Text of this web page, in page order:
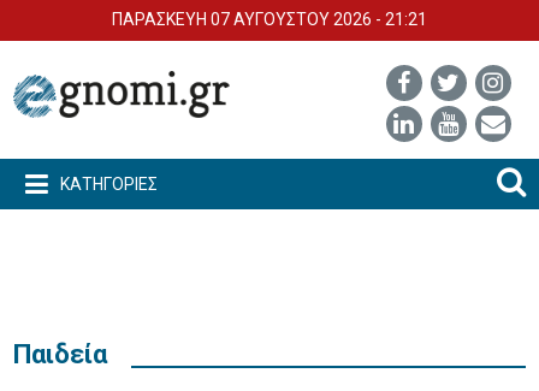
ΠΑΡΑΣΚΕΥΗ 07 ΑΥΓΟΥΣΤΟΥ 2026 - 21:21
ΚΑΤΗΓΟΡΙΕΣ
Παιδεία